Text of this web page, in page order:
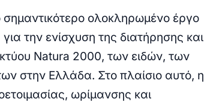
σημαντικότερο ολοκληρωμένο έργο
την ενίσχυση της διατήρησης και
Natura 2000, των ειδών, των
στην Ελλάδα. Στο πλαίσιο αυτό, η
ωρίμανσης και